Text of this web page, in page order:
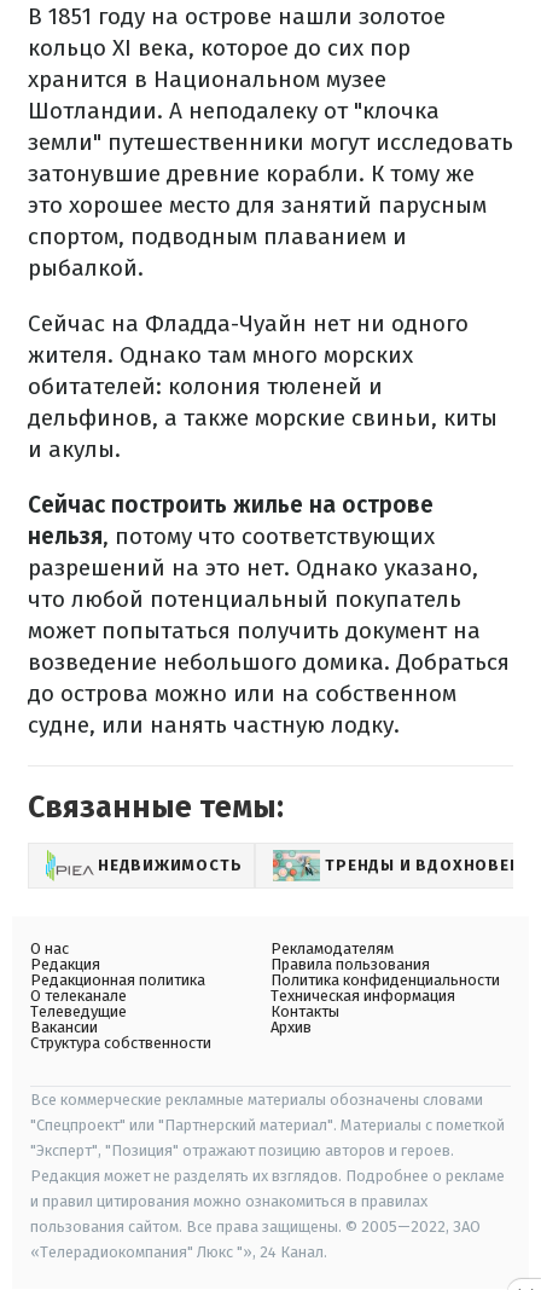
В 1851 году на острове нашли золотое
кольцо XI века, которое до сих пор
хранится в Национальном музее
Шотландии. А неподалеку от "клочка
земли" путешественники могут исследовать
затонувшие древние корабли. К тому же
это хорошее место для занятий парусным
спортом, подводным плаванием и
рыбалкой.
Сейчас на Фладда-Чуайн нет ни одного
жителя. Однако там много морских
обитателей: колония тюленей и
дельфинов, а также морские свиньи, киты
и акулы.
Сейчас построить жилье на острове
нельзя, потому что соответствующих
разрешений на это нет. Однако указано,
что любой потенциальный покупатель
может попытаться получить документ на
возведение небольшого домика. Добраться
до острова можно или на собственном
судне, или нанять частную лодку.
Связанные темы:
НЕДВИЖИМОСТЬ ТРЕНДЫ И ВДОХНОВЕНИЕ
О нас
Редакция
Редакционная политика
О телеканале
Телеведущие
Вакансии
Структура собственности
Рекламодателям
Правила пользования
Политика конфиденциальности
Техническая информация
Контакты
Архив
Все коммерческие рекламные материалы обозначены словами
"Спецпроект" или "Партнерский материал". Материалы с пометкой
"Эксперт", "Позиция" отражают позицию авторов и героев.
Редакция может не разделять их взглядов. Подробнее о рекламе
и правил цитирования можно ознакомиться в правилах
пользования сайтом. Все права защищены. © 2005—2022, ЗАО
«Телерадиокомпания" Люкс "», 24 Канал.